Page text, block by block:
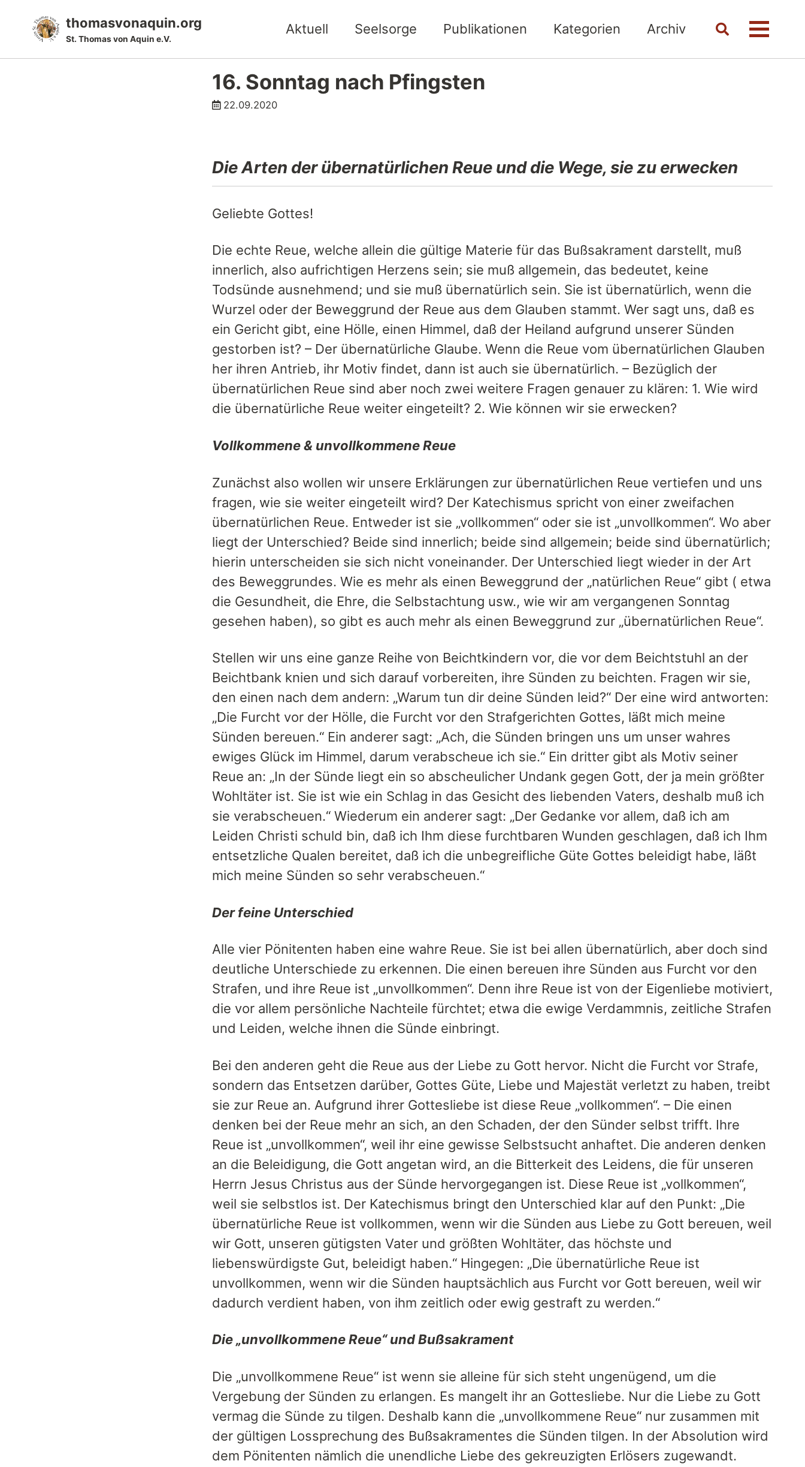
thomasvonaquin.org
St. Thomas von Aquin e.V.
Aktuell Seelsorge Publikationen Kategorien Archiv
ToggleMenü
16. Sonntag nach Pfingsten
22.09.2020
Die Arten der übernatürlichen Reue und die Wege, sie zu erwecken
Geliebte Gottes!
Die echte Reue, welche allein die gültige Materie für das Bußsakrament darstellt, muß
innerlich, also aufrichtigen Herzens sein; sie muß allgemein, das bedeutet, keine
Todsünde ausnehmend; und sie muß übernatürlich sein. Sie ist übernatürlich, wenn die
Wurzel oder der Beweggrund der Reue aus dem Glauben stammt. Wer sagt uns, daß es
ein Gericht gibt, eine Hölle, einen Himmel, daß der Heiland aufgrund unserer Sünden
gestorben ist? – Der übernatürliche Glaube. Wenn die Reue vom übernatürlichen Glauben
her ihren Antrieb, ihr Motiv findet, dann ist auch sie übernatürlich. – Bezüglich der
übernatürlichen Reue sind aber noch zwei weitere Fragen genauer zu klären: 1. Wie wird
die übernatürliche Reue weiter eingeteilt? 2. Wie können wir sie erwecken?
Vollkommene & unvollkommene Reue
Zunächst also wollen wir unsere Erklärungen zur übernatürlichen Reue vertiefen und uns
fragen, wie sie weiter eingeteilt wird? Der Katechismus spricht von einer zweifachen
übernatürlichen Reue. Entweder ist sie „vollkommen“ oder sie ist „unvollkommen“. Wo aber
liegt der Unterschied? Beide sind innerlich; beide sind allgemein; beide sind übernatürlich;
hierin unterscheiden sie sich nicht voneinander. Der Unterschied liegt wieder in der Art
des Beweggrundes. Wie es mehr als einen Beweggrund der „natürlichen Reue“ gibt ( etwa
die Gesundheit, die Ehre, die Selbstachtung usw., wie wir am vergangenen Sonntag
gesehen haben), so gibt es auch mehr als einen Beweggrund zur „übernatürlichen Reue“.
Stellen wir uns eine ganze Reihe von Beichtkindern vor, die vor dem Beichtstuhl an der
Beichtbank knien und sich darauf vorbereiten, ihre Sünden zu beichten. Fragen wir sie,
den einen nach dem andern: „Warum tun dir deine Sünden leid?“ Der eine wird antworten:
„Die Furcht vor der Hölle, die Furcht vor den Strafgerichten Gottes, läßt mich meine
Sünden bereuen.“ Ein anderer sagt: „Ach, die Sünden bringen uns um unser wahres
ewiges Glück im Himmel, darum verabscheue ich sie.“ Ein dritter gibt als Motiv seiner
Reue an: „In der Sünde liegt ein so abscheulicher Undank gegen Gott, der ja mein größter
Wohltäter ist. Sie ist wie ein Schlag in das Gesicht des liebenden Vaters, deshalb muß ich
sie verabscheuen.“ Wiederum ein anderer sagt: „Der Gedanke vor allem, daß ich am
Leiden Christi schuld bin, daß ich Ihm diese furchtbaren Wunden geschlagen, daß ich Ihm
entsetzliche Qualen bereitet, daß ich die unbegreifliche Güte Gottes beleidigt habe, läßt
mich meine Sünden so sehr verabscheuen.“
Der feine Unterschied
Alle vier Pönitenten haben eine wahre Reue. Sie ist bei allen übernatürlich, aber doch sind
deutliche Unterschiede zu erkennen. Die einen bereuen ihre Sünden aus Furcht vor den
Strafen, und ihre Reue ist „unvollkommen“. Denn ihre Reue ist von der Eigenliebe motiviert,
die vor allem persönliche Nachteile fürchtet; etwa die ewige Verdammnis, zeitliche Strafen
und Leiden, welche ihnen die Sünde einbringt.
Bei den anderen geht die Reue aus der Liebe zu Gott hervor. Nicht die Furcht vor Strafe,
sondern das Entsetzen darüber, Gottes Güte, Liebe und Majestät verletzt zu haben, treibt
sie zur Reue an. Aufgrund ihrer Gottesliebe ist diese Reue „vollkommen“. – Die einen
denken bei der Reue mehr an sich, an den Schaden, der den Sünder selbst trifft. Ihre
Reue ist „unvollkommen“, weil ihr eine gewisse Selbstsucht anhaftet. Die anderen denken
an die Beleidigung, die Gott angetan wird, an die Bitterkeit des Leidens, die für unseren
Herrn Jesus Christus aus der Sünde hervorgegangen ist. Diese Reue ist „vollkommen“,
weil sie selbstlos ist. Der Katechismus bringt den Unterschied klar auf den Punkt: „Die
übernatürliche Reue ist vollkommen, wenn wir die Sünden aus Liebe zu Gott bereuen, weil
wir Gott, unseren gütigsten Vater und größten Wohltäter, das höchste und
liebenswürdigste Gut, beleidigt haben.“ Hingegen: „Die übernatürliche Reue ist
unvollkommen, wenn wir die Sünden hauptsächlich aus Furcht vor Gott bereuen, weil wir
dadurch verdient haben, von ihm zeitlich oder ewig gestraft zu werden.“
Die „unvollkommene Reue“ und Bußsakrament
Die „unvollkommene Reue“ ist wenn sie alleine für sich steht ungenügend, um die
Vergebung der Sünden zu erlangen. Es mangelt ihr an Gottesliebe. Nur die Liebe zu Gott
vermag die Sünde zu tilgen. Deshalb kann die „unvollkommene Reue“ nur zusammen mit
der gültigen Lossprechung des Bußsakramentes die Sünden tilgen. In der Absolution wird
dem Pönitenten nämlich die unendliche Liebe des gekreuzigten Erlösers zugewandt.